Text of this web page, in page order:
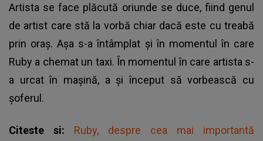
Artista se face plăcută oriunde se duce, fiind genul
de artist care stă la vorbă chiar dacă este cu treabă
prin oraș. Așa s-a întâmplat și în momentul în care
Ruby a chemat un taxi. În momentul în care artista s-
a urcat în mașină, a și început să vorbească cu
șoferul.
Citeste si: Ruby, despre cea mai importantă